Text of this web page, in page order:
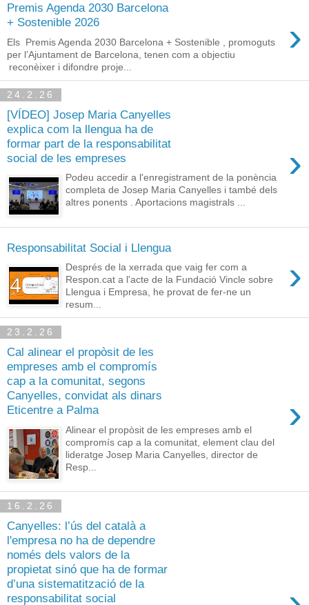
Premis Agenda 2030 Barcelona
+ Sostenible 2026
›
Els Premis Agenda 2030 Barcelona + Sostenible , promoguts
per l’Ajuntament de Barcelona, tenen com a objectiu
reconèixer i difondre proje...
24.2.26
[VÍDEO] Josep Maria Canyelles
explica com la llengua ha de
formar part de la responsabilitat
social de les empreses
›
Podeu accedir a l'enregistrament de la ponència
completa de Josep Maria Canyelles i també dels
altres ponents . Aportacions magistrals ...
Responsabilitat Social i Llengua
›
Després de la xerrada que vaig fer com a
Respon.cat a l'acte de la Fundació Vincle sobre
Llengua i Empresa, he provat de fer-ne un
resum...
23.2.26
Cal alinear el propòsit de les
empreses amb el compromís
cap a la comunitat, segons
Canyelles, convidat als dinars
Eticentre a Palma
›
Alinear el propòsit de les empreses amb el
compromís cap a la comunitat, element clau del
lideratge Josep Maria Canyelles, director de
Resp...
16.2.26
Canyelles: l’ús del català a
l'empresa no ha de dependre
només dels valors de la
propietat sinó que ha de formar
d’una sistematització de la
responsabilitat social